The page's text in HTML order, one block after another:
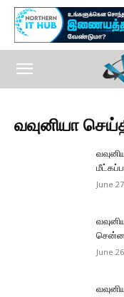
வவுனியா
June
June